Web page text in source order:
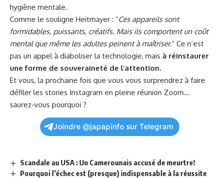
hygiène mentale.
Comme le souligne Heitmayer : “Ces appareils sont
formidables, puissants, créatifs. Mais ils comportent un coût
mental que même les adultes peinent à maîtriser.” Ce n’est
pas un appel à diaboliser la technologie, mais à réinstaurer
une forme de souveraineté de l’attention.
Et vous, la prochaine fois que vous vous surprendrez à faire
défiler les stories Instagram en pleine réunion Zoom…
saurez-vous pourquoi ?
Joindre @japapinfo sur Telegram
Scandale au USA : Un Camerounais accusé de meurtre!
Pourquoi l’échec est (presque) indispensable à la réussite